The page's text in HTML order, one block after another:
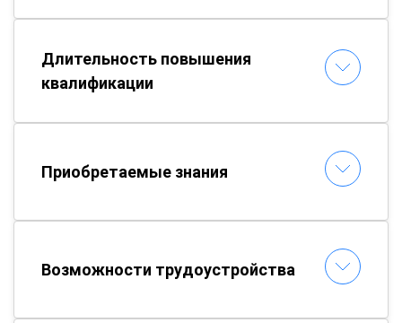
Длительность повышения
квалификации
Приобретаемые знания
Возможности трудоустройства